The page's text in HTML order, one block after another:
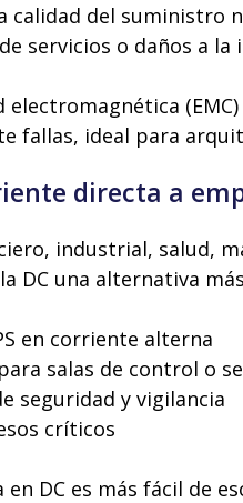
calidad del suministro
servicios o daños a
fallas, ideal para
directa a
industrial, salud,
DC una alternativa
en corriente alterna
salas de control o
seguridad y vigilancia
críticos
DC es más fácil de